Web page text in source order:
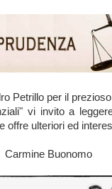
Petrillo per il
vi invito a
offre ulteriori ed
Carmine Buonomo